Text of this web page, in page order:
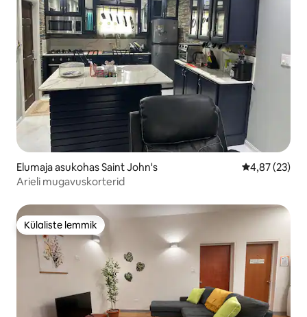
Elumaja asukohas Saint John's Keskmine
4,87 (23)
Arieli mugavuskorterid
Külaliste lemmik
Külaliste lemmik